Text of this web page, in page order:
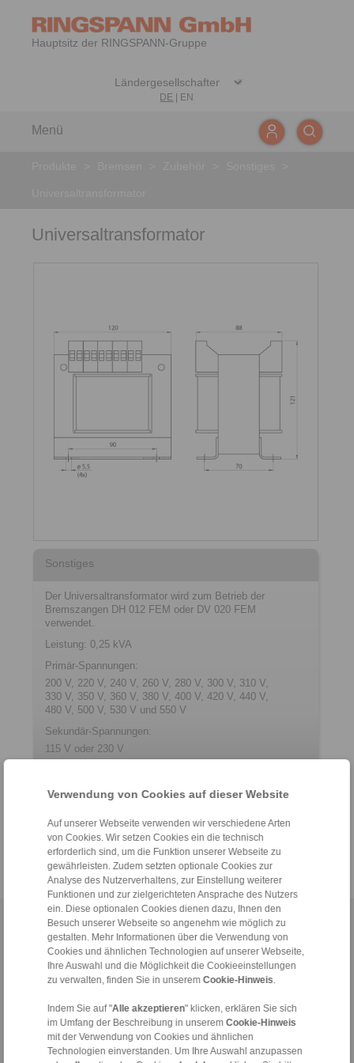
Verwendung von Cookies auf dieser Website
Auf unserer Webseite verwenden wir verschiedene Arten
von Cookies. Wir setzen Cookies ein die technisch
erforderlich sind, um die Funktion unserer Webseite zu
gewährleisten. Zudem setzten optionale Cookies zur
Analyse des Nutzerverhaltens, zur Einstellung weiterer
Funktionen und zur zielgerichteten Ansprache des Nutzers
ein. Diese optionalen Cookies dienen dazu, Ihnen den
Besuch unserer Webseite so angenehm wie möglich zu
gestalten. Mehr Informationen über die Verwendung von
Cookies und ähnlichen Technologien auf unserer Webseite,
Ihre Auswahl und die Möglichkeit die Cookieeinstellungen
zu verwalten, finden Sie in unserem Cookie-Hinweis
Indem Sie auf "Alle akzeptieren" klicken, erklären Sie sich
im Umfang der Beschreibung in unserem Cookie-Hinweis
mit der Verwendung von Cookies und ähnlichen
Technologien einverstanden. Um Ihre Auswahl anzupassen
Hauptsitz der RINGSPANN-Gruppe
DE EN
Menü
Universaltransformator
Sonstiges
Der Universaltransformator wird zum Betrieb der
Bremszangen DH 012 FEM oder DV 020 FEM
verwendet.
Leistung: 0,25 kVA
Primär-Spannungen:
200 V, 220 V, 240 V, 260 V, 280 V, 300 V, 310 V,
330 V, 350 V, 360 V, 380 V, 400 V, 420 V, 440 V,
480 V, 500 V, 530 V und 550 V
Sekundär-Spannungen:
115 V oder 230 V
Produktinformationen
Datenblatt Universaltransformator
Home|Kontaktformular|Impressum|Datenschutzerklärung
Allgemeine Verkaufsbedingungen| Hinweisgeberplattform |
Produkte